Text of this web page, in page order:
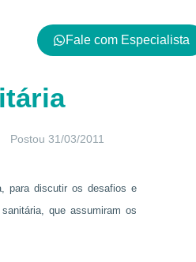
Fale com Especialista
Postou 31/03/2011
para discutir os desafios e
que assumiram os